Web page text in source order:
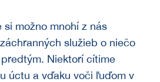
možno mnohí z nás
služieb o niečo
Niektorí cítime
úctu a vďaku voči ľuďom v